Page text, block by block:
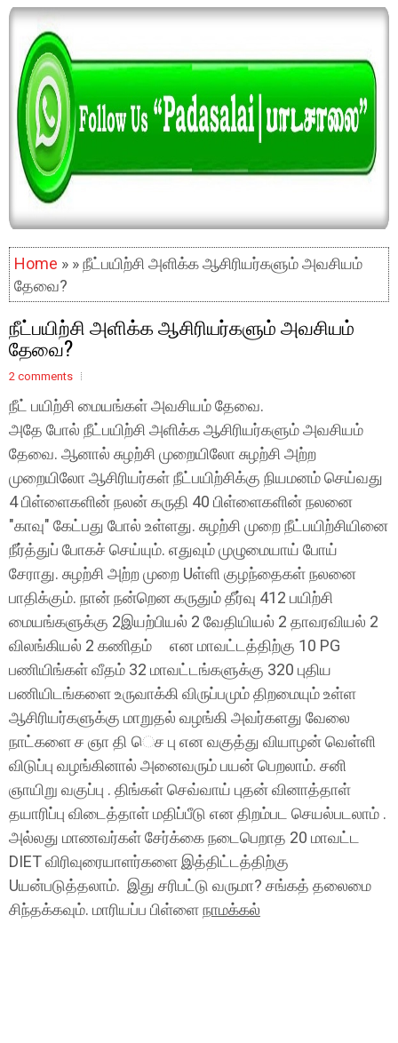
Home » » நீட்பயிற்சி அளிக்க ஆசிரியர்களும் அவசியம்
தேவை?
நீட்பயிற்சி அளிக்க ஆசிரியர்களும் அவசியம்
தேவை?
2 comments
நீட் பயிற்சி மையங்கள் அவசியம் தேவை.
அதே போல் நீட்பயிற்சி அளிக்க ஆசிரியர்களும் அவசியம்
தேவை. ஆனால் சுழற்சி முறையிலோ சுழற்சி அற்ற
முறையிலோ ஆசிரியர்கள் நீட்பயிற்சிக்கு நியமனம் செய்வது
4 பிள்ளைகளின் நலன் கருதி 40 பிள்ளைகளின் நலனை
"காவு" கேட்பது போல் உள்ளது. சுழற்சி முறை நீட்பயிற்சியினை
நீர்த்துப் போகச் செய்யும். எதுவும் முழுமையாய் போய்
சேராது. சுழற்சி அற்ற முறை Uள்ளி குழந்தைகள் நலனை
பாதிக்கும். நான் நன்றென கருதும் தீர்வு 412 பயிற்சி
மையங்களுக்கு 2இயற்பியல் 2 வேதியியல் 2 தாவரவியல் 2
விலங்கியல் 2 கணிதம் என மாவட்டத்திற்கு 10 PG
பணியிங்கள் வீதம் 32 மாவட்டங்களுக்கு 320 புதிய
பணியிடங்களை உருவாக்கி விருப்பமும் திறமையும் உள்ள
ஆசிரியர்களுக்கு மாறுதல் வழங்கி அவர்களது வேலை
நாட்களை ச ஞா தி ெச பு என வகுத்து வியாழன் வெள்ளி
விடுப்பு வழங்கினால் அனைவரும் பயன் பெறலாம். சனி
ஞாயிறு வகுப்பு . திங்கள் செவ்வாய் புதன் வினாத்தாள்
தயாரிப்பு விடைத்தாள் மதிப்பீடு என திறம்பட செயல்படலாம் .
அல்லது மாணவர்கள் சேர்க்கை நடைபெறாத 20 மாவட்ட
DIET விரிவுரையாளர்களை இத்திட்டத்திற்கு
Uயன்படுத்தலாம். இது சரிபட்டு வருமா? சங்கத் தலைமை
சிந்தக்கவும். மாரியப்ப பிள்ளைநாமக்கல்